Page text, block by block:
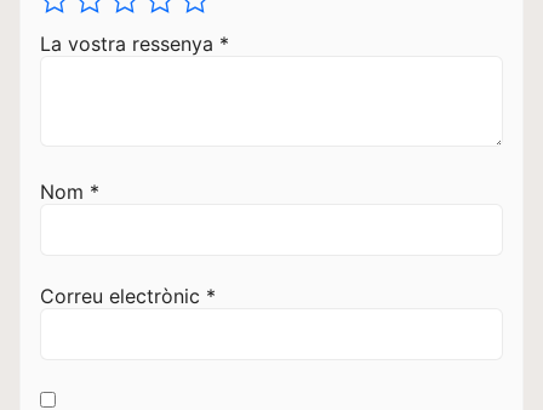
La vostra ressenya *
Nom *
Correu electrònic *